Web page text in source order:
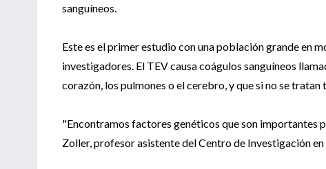
sanguíneos.
Este es el primer estudio con una población grande en
investigadores. El TEV causa coágulos sanguíneos
corazón, los pulmones o el cerebro, y que si no se tratan
"Encontramos factores genéticos que son importantes
Zoller, profesor asistente del Centro de Investigación